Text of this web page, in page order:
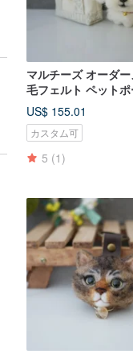
マルチーズ オーダ
毛フェルト ペット
（ドゥドゥ）シリーズ
US$ 155.01
カスタム可
5 (1)